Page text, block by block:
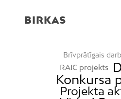
BIRKAS
Brīvprātīgais
RAIC projekts
Konkursa
Projekta